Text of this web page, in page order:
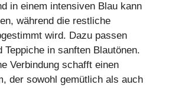
in einem intensiven Blau kann
während die restliche
wird. Dazu passen
Teppiche in sanften Blautönen.
Verbindung schafft einen
der sowohl gemütlich als auch